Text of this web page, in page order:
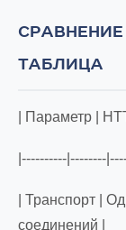
ТАБЛИЦА
| Параметр |
|----------|--------
| Транспорт |
соединений |